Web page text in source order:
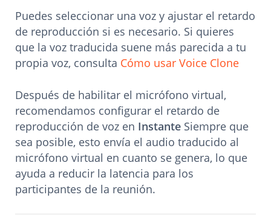
Puedes seleccionar una voz y ajustar el retardo
de reproducción si es necesario. Si quieres
que la voz traducida suene más parecida a tu
propia voz, consulta Cómo usar Voice Clone
Después de habilitar el micrófono virtual,
recomendamos configurar el retardo de
reproducción de voz en Instante Siempre que
sea posible, esto envía el audio traducido al
micrófono virtual en cuanto se genera, lo que
ayuda a reducir la latencia para los
participantes de la reunión.